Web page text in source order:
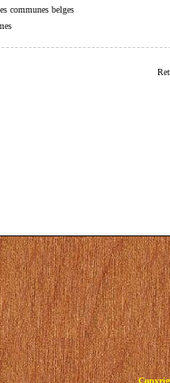
communes belges